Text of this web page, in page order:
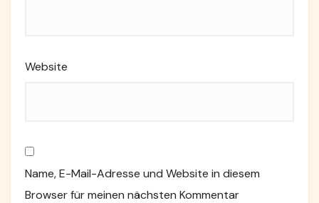
Website
Name, E-Mail-Adresse und Website in diesem
Browser für meinen nächsten Kommentar